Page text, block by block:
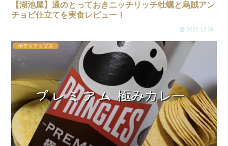
【湖池屋】通のとっておきニッチリッチ牡蠣と烏賊アン
チョビ仕立てを実食レビュー！
2022.12.26
ポテトチップス